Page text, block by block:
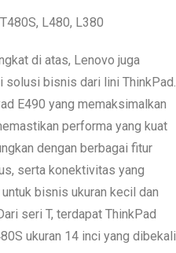
L480, L380
di atas, Lenovo juga
solusi bisnis dari lini ThinkPad.
E490 yang memaksimalkan
performa yang kuat
dengan berbagai fitur
serta konektivitas yang
bisnis ukuran kecil dan
seri T, terdapat ThinkPad
ukuran 14 inci yang dibekali